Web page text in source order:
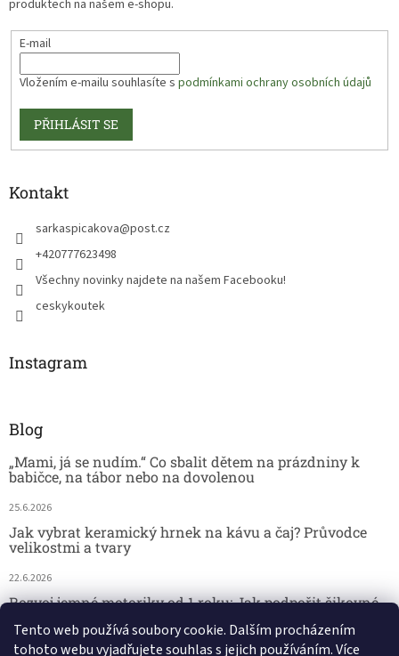
Tento web používá soubory cookie. Dalším procházením
tohoto webu vyjadřujete souhlas s jejich používáním. Více
produktech na našem e-shopu.
E-mail
Vložením e-mailu souhlasíte s podmínkami ochrany osobních údajů
PŘIHLÁSIT SE
Kontakt
sarkaspicakova@post.cz
+420777623498
Všechny novinky najdete na našem Facebooku!
ceskykoutek
Instagram
Blog
„Mami, já se nudím.“ Co sbalit dětem na prázdniny k
babičce, na tábor nebo na dovolenou
25.6.2026
Jak vybrat keramický hrnek na kávu a čaj? Průvodce
velikostmi a tvary
22.6.2026
Rozvoj jemné motoriky od 1 roku: Jak podpořit šikovné
18.6.2026